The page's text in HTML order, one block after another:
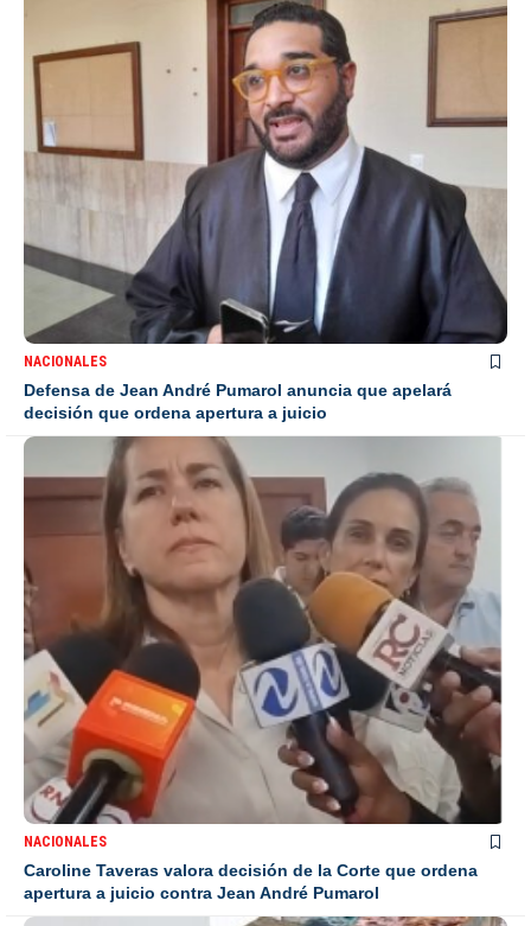
NACIONALES
Defensa de Jean André Pumarol anuncia que apelará
decisión que ordena apertura a juicio
NACIONALES
Caroline Taveras valora decisión de la Corte que ordena
apertura a juicio contra Jean André Pumarol